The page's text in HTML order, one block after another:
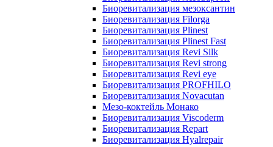
Биоревитализация мезоксантин
Биоревитализация Filorga
Биоревитализация Plinest
Биоревитализация Plinest Fast
Биоревитализация Revi Silk
Биоревитализация Revi strong
Биоревитализация Revi eye
Биоревитализация PROFHILO
Биоревитализация Novacutan
Мезо-коктейль Монако
Биоревитализация Viscoderm
Биоревитализация Repart
Биоревитализация Hyalrepair